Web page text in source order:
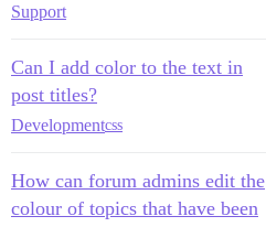
Support
Can I add color to the text in
post titles?
Developmentcss
How can forum admins edit the
colour of topics that have been